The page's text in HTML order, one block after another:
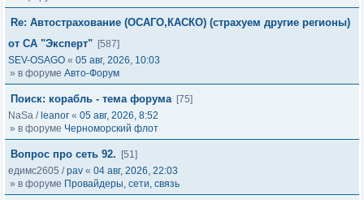
Re: Автострахование (ОСАГО,КАСКО) (страхуем другие регионы)
от СА "Эксперт" [587]
SEV-OSAGO « 05 авг, 2026, 10:03
» в форуме Авто-Форум
Поиск: корабль - тема форума [75]
NaSa / leanor « 05 авг, 2026, 8:52
» в форуме Черноморский флот
Вопрос про сеть 92.
[51]
едимс2605 /pav « 04 авг, 2026, 22:03
» в форуме Провайдеры, сети, связь